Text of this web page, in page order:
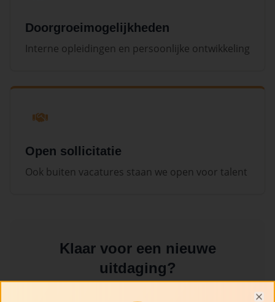
Doorgroeimogelijkheden
Interne opleidingen en persoonlijke ontwikkeling
Open sollicitatie
Ook buiten vacatures staan we open voor talent
Klaar voor een nieuwe
uitdaging?